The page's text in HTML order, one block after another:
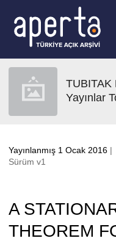
TUBITAK
Yayınlar
Yayınlanmış 1 Ocak 2016 |
Sürüm v1
A
THEOREM